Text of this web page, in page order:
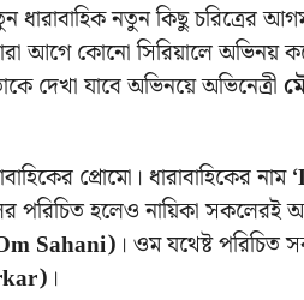
ধারাবাহিক নতুন কিছু চরিত্রের
আগে কোনো সিরিয়ালে অভিনয়
দেখা যাবে অভিনয়ে অভিনেত্রী
প্রোমো। ধারাবাহিকের নাম
পরিচিত হলেও নায়িকা সকলেরই
Sahani) । ওম যথেষ্ট পরিচিত
।